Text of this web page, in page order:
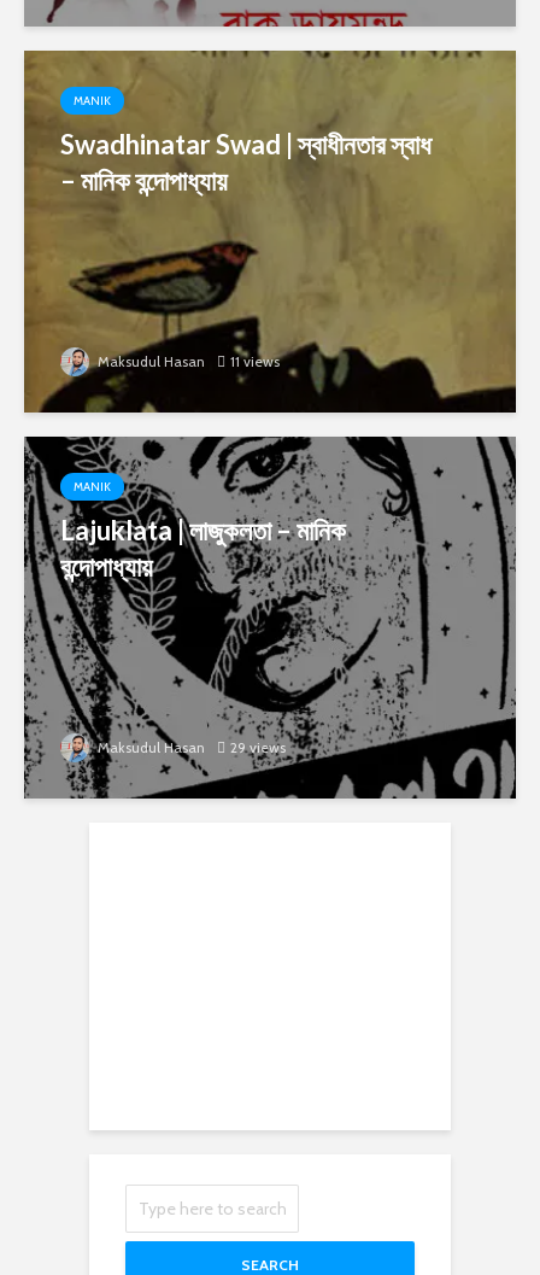
MANIK
Swadhinatar Swad | স্বাধীনতার স্বাধ
– মানিক বন্দোপাধ্যায়
Maksudul Hasan 11 views
MANIK
Lajuklata | লাজুকলতা – মানিক
বন্দোপাধ্যায়
Maksudul Hasan 29 views
SEARCH